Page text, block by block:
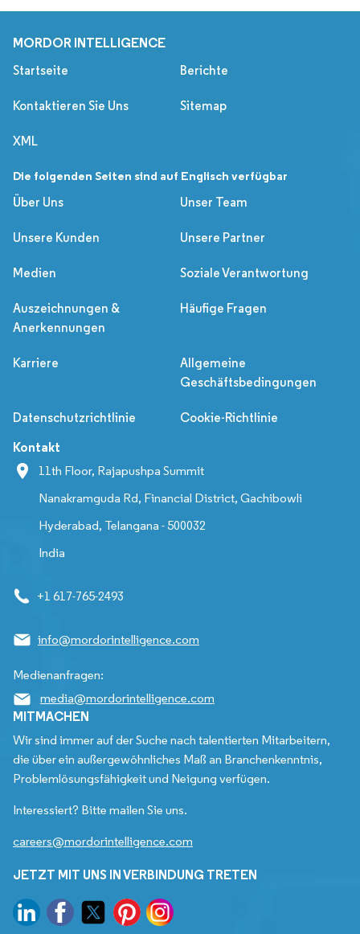
MORDOR INTELLIGENCE
Startseite Berichte
Kontaktieren Sie Uns Sitemap
XML
Die folgenden Seiten sind auf Englisch verfügbar
Über Uns
Unser Team
Unsere Kunden Unsere Partner
Medien Soziale Verantwortung
Auszeichnungen &
Anerkennungen
Häufige Fragen
Karriere
Allgemeine
Geschäftsbedingungen
Datenschutzrichtlinie Cookie-Richtlinie
Kontakt
11th Floor, Rajapushpa Summit
Nanakramguda Rd, Financial District, Gachibowli
Hyderabad, Telangana - 500032
India
+1 617-765-2493
info@mordorintelligence.com
Medienanfragen:
media@mordorintelligence.com
MITMACHEN
Wir sind immer auf der Suche nach talentierten Mitarbeitern,
die über ein außergewöhnliches Maß an Branchenkenntnis,
Problemlösungsfähigkeit und Neigung verfügen.
Interessiert? Bitte mailen Sie uns.
careers@mordorintelligence.com
JETZT MIT UNS IN VERBINDUNG TRETEN